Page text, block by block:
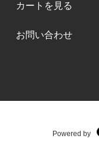
カートを見る
お問い合わせ
Powered by